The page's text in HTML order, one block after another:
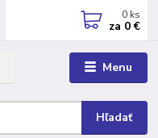
Menu
Hľadať
0 ks
za 0 €